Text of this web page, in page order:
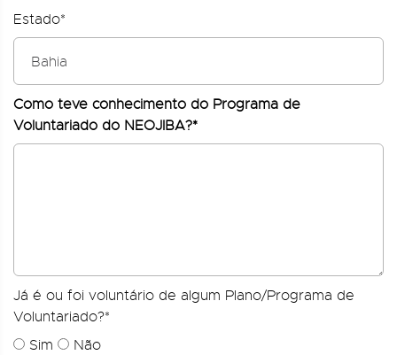
Estado*
Como teve conhecimento do Programa de
Voluntariado do NEOJIBA?*
Já é ou foi voluntário de algum Plano/Programa de
Voluntariado?*
Sim
Não